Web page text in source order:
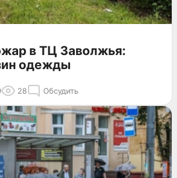
в ТЦ Заволжья:
одежды
28 Обсудить